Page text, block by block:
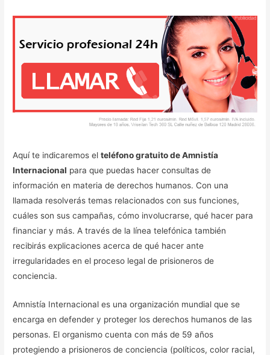
Aquí te indicaremos elteléfono gratuito de Amnistía
Internacional para que puedas hacer consultas de
información en materia de derechos humanos. Con una
llamada resolverás temas relacionados con sus funciones,
cuáles son sus campañas, cómo involucrarse, qué hacer para
financiar y más. A través de la línea telefónica también
recibirás explicaciones acerca de qué hacer ante
irregularidades en el proceso legal de prisioneros de
conciencia.
Amnistía Internacional es una organización mundial que se
encarga en defender y proteger los derechos humanos de las
personas. El organismo cuenta con más de 59 años
protegiendo a prisioneros de conciencia (políticos, color racial,